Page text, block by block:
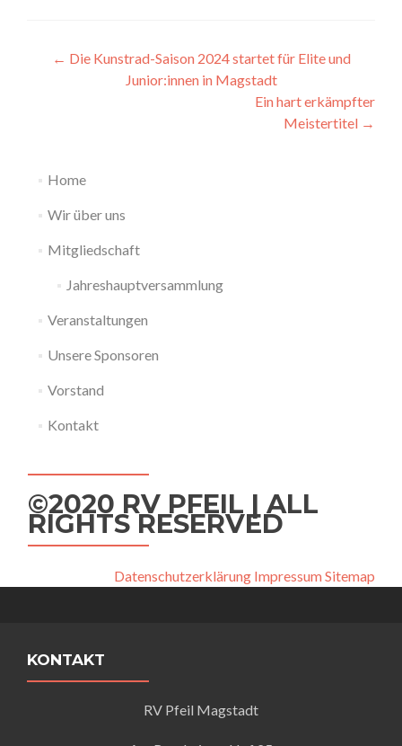
Beitragsnavigation
← Die Kunstrad-Saison 2024 startet für Elite und
Junior:innen in Magstadt
Ein hart erkämpfter
Meistertitel →
Home
Wir über uns
Mitgliedschaft
Jahreshauptversammlung
Veranstaltungen
Unsere Sponsoren
Vorstand
Kontakt
©2020 RV PFEIL | ALL
RIGHTS RESERVED
Datenschutzerklärung ImpressumSitemap
KONTAKT
RV Pfeil Magstadt